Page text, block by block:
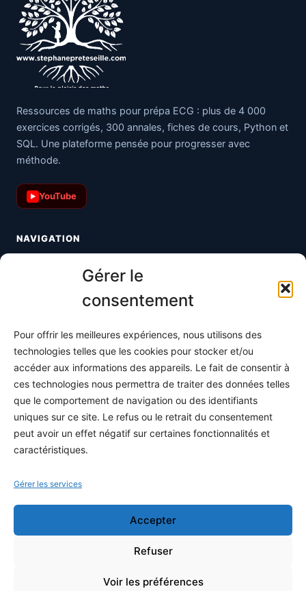
Gérer le
consentement
Pour offrir les meilleures expériences, nous utilisons des
technologies telles que les cookies pour stocker et/ou
accéder aux informations des appareils. Le fait de consentir à
ces technologies nous permettra de traiter des données telles
que le comportement de navigation ou des identifiants
uniques sur ce site. Le refus ou le retrait du consentement
peut avoir un effet négatif sur certaines fonctionnalités et
caractéristiques.
Gérer les services
Accepter
Refuser
Voir les préférences
Ressources de maths pour prépa ECG : plus de 4 000
exercices corrigés, 300 annales, fiches de cours, Python et
SQL. Une plateforme pensée pour progresser avec
méthode.
▶ YouTube
NAVIGATION
Toutes les maths
S'abonner
À propos
Contact / Support
Mes publications
INFORMATIONS LÉGALES
Conditions générales de vente